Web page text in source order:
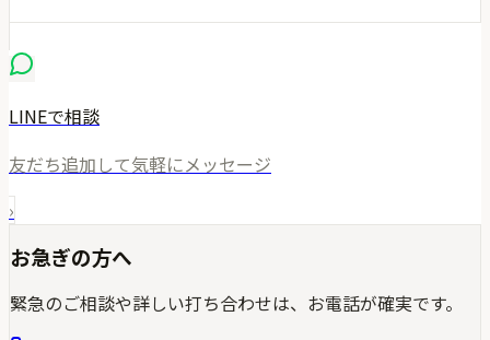
LINEで相談
友だち追加して気軽にメッセージ
›
お急ぎの方へ
緊急のご相談や詳しい打ち合わせは、お電話が確実です。